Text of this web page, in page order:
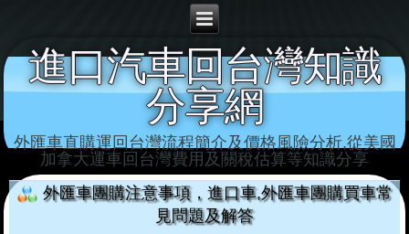
進口汽車回台灣知識
分享網
外匯車直購運回台灣流程簡介及價格風險分析,從美國
加拿大運車回台灣‏費用及關稅估算等知識分享
外匯車團購注意事項，進口車,外匯車團購買車常
見問題及解答